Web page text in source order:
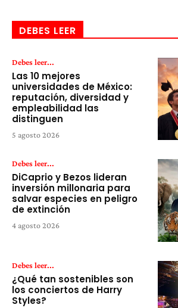
DEBES LEER
Debes leer...
Las 10 mejores
universidades de México:
reputación, diversidad y
empleabilidad las
distinguen
5 agosto 2026
Debes leer...
DiCaprio y Bezos lideran
inversión millonaria para
salvar especies en peligro
de extinción
4 agosto 2026
Debes leer...
¿Qué tan sostenibles son
los conciertos de Harry
Styles?